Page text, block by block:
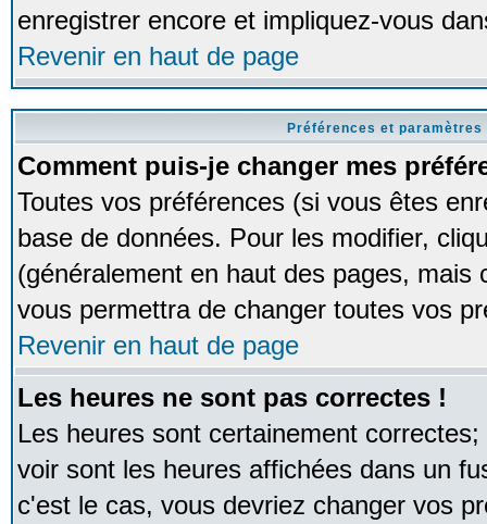
enregistrer encore et impliquez-vous
Revenir en haut de page
Préférences et
Comment puis-je changer mes
Toutes vos préférences (si vous êtes
base de données. Pour les modifier,
(généralement en haut des pages,
vous permettra de changer toutes vos
Revenir en haut de page
Les heures ne sont pas correctes !
Les heures sont certainement
voir sont les heures affichées dans un
c'est le cas, vous devriez changer vos